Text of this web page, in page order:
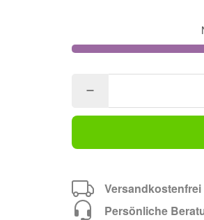
Versandkostenfrei
Persönliche